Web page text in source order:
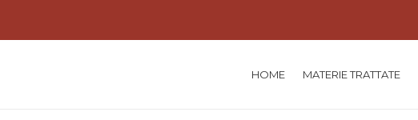
HOME MATERIE TRATTATE